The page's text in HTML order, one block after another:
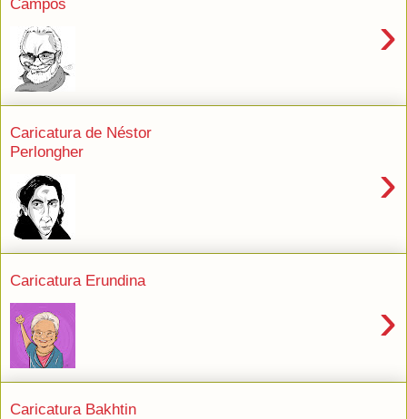
›
Caricatura de Néstor
Perlongher
›
Caricatura Erundina
›
Caricatura Bakhtin